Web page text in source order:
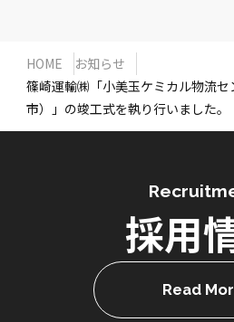
HOME
お知らせ
篠崎運輸㈱「小美玉ケミカル物流
市）」の竣工式を執り行いました。
採用
Read